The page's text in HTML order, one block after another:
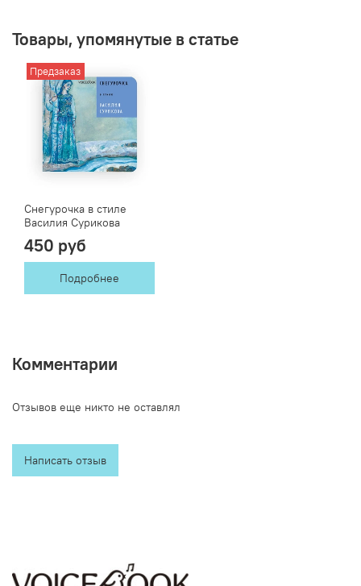
Товары, упомянутые в статье
Предзаказ
Снегурочка в стиле
Василия Сурикова
450 руб
Подробнее
Комментарии
Отзывов еще никто не оставлял
Написать отзыв